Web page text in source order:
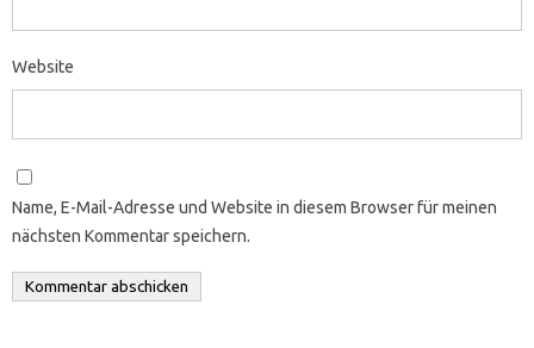
Website
Name, E-Mail-Adresse und Website in diesem Browser für meinen
nächsten Kommentar speichern.